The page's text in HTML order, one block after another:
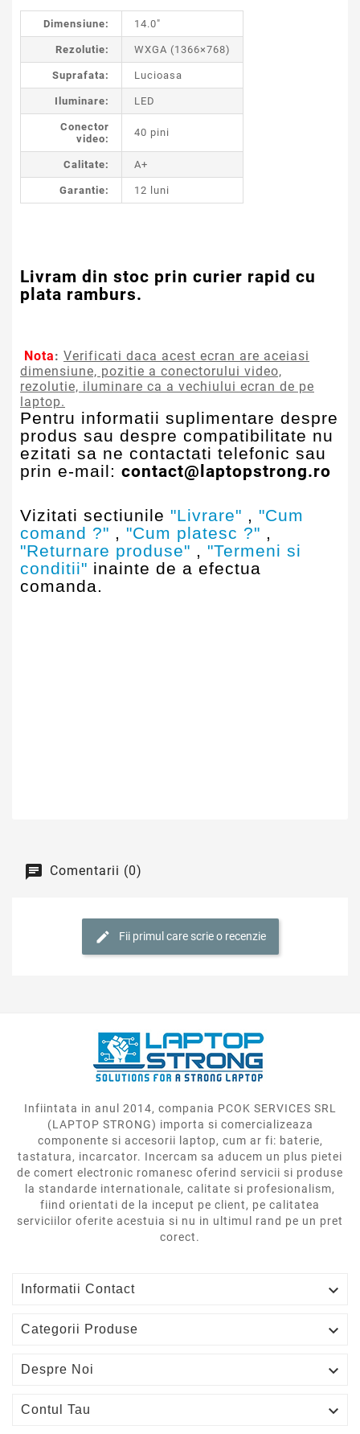
Dimensiune: 14.0"
Rezolutie: WXGA (1366×768)
Suprafata: Lucioasa
Iluminare: LED
Conector
video:
40 pini
Calitate: A+
Garantie: 12 luni
Livram din stoc prin curier rapid cu
plata ramburs.
Nota: Verificati daca acest ecran are aceiasi
dimensiune, pozitie a conectorului video,
rezolutie, iluminare ca a vechiului ecran de pe
laptop.
Pentru informatii suplimentare despre
produs sau despre compatibilitate nu
ezitati sa ne contactati telefonic sau
prin e-mail: contact@laptopstrong.ro
Vizitati sectiunile "Livrare" , "Cum
comand ?" , "Cum platesc ?" ,
"Returnare produse" , "Termeni si
conditii" inainte de a efectua
comanda.
Comentarii (0)
Fii primul care scrie o recenzie
Infiintata in anul 2014, compania PCOK SERVICES SRL
(LAPTOP STRONG) importa si comercializeaza
componente si accesorii laptop, cum ar fi: baterie,
tastatura, incarcator. Incercam sa aducem un plus pietei
de comert electronic romanesc oferind servicii si produse
la standarde internationale, calitate si profesionalism,
fiind orientati de la inceput pe client, pe calitatea
serviciilor oferite acestuia si nu in ultimul rand pe un pret
corect.
Informatii Contact 
Categorii Produse 
Despre Noi 
Contul Tau 